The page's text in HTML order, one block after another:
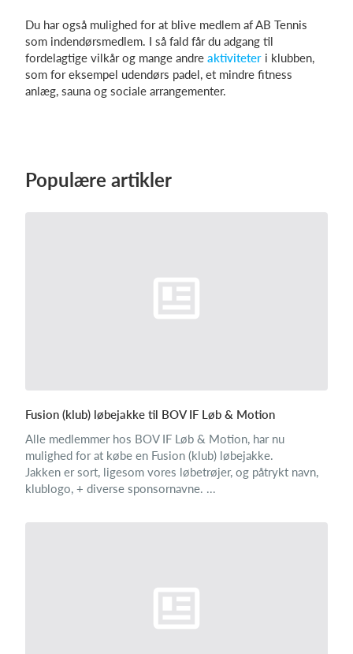
Du har også mulighed for at blive medlem af AB Tennis
som indendørsmedlem. I så fald får du adgang til
fordelagtige vilkår og mange andre aktiviteter i klubben,
som for eksempel udendørs padel, et mindre fitness
anlæg, sauna og sociale arrangementer.
Populære artikler
Fusion (klub) løbejakke til BOV IF Løb & Motion
Alle medlemmer hos BOV IF Løb & Motion, har nu
mulighed for at købe en Fusion (klub) løbejakke.
Jakken er sort, ligesom vores løbetrøjer, og påtrykt navn,
klublogo, + diverse sponsornavne. ...